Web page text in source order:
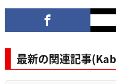
最新の関連記事